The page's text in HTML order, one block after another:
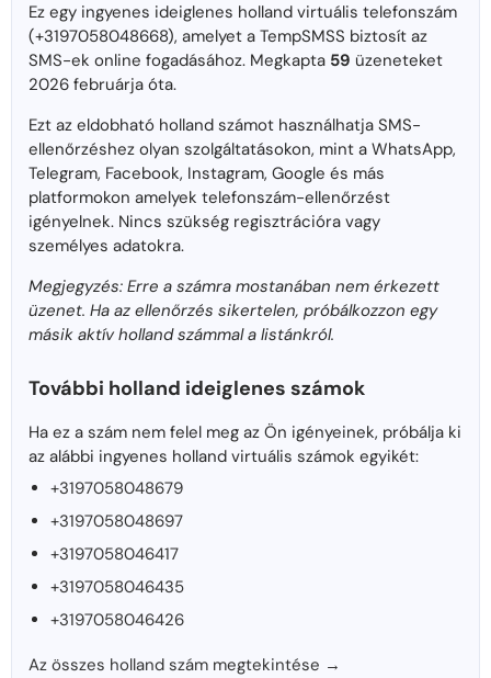
Ez egy ingyenes ideiglenes holland virtuális telefonszám
(+3197058048668), amelyet a TempSMSS biztosít az
SMS-ek online fogadásához. Megkapta 59 üzeneteket
2026 februárja óta.
Ezt az eldobható holland számot használhatja SMS-
ellenőrzéshez olyan szolgáltatásokon, mint a WhatsApp,
Telegram, Facebook, Instagram, Google és más
platformokon amelyek telefonszám-ellenőrzést
igényelnek. Nincs szükség regisztrációra vagy
személyes adatokra.
Megjegyzés: Erre a számra mostanában nem érkezett
üzenet. Ha az ellenőrzés sikertelen, próbálkozzon egy
másik aktív holland számmal a listánkról.
További holland ideiglenes számok
Ha ez a szám nem felel meg az Ön igényeinek, próbálja ki
az alábbi ingyenes holland virtuális számok egyikét:
+3197058048679
+3197058048697
+3197058046417
+3197058046435
+3197058046426
Az összes holland szám megtekintése →